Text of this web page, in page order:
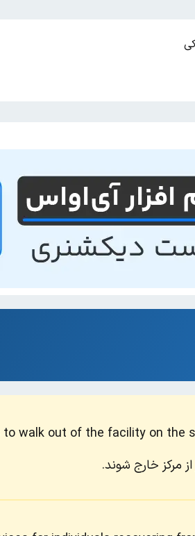
walk out of the facility on the
مرکز خارج شوند.